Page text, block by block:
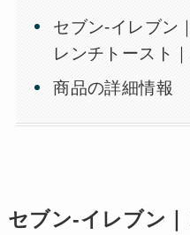
セブン-イレブン
レンチトースト
商品の詳細情報
セブン-イレブン